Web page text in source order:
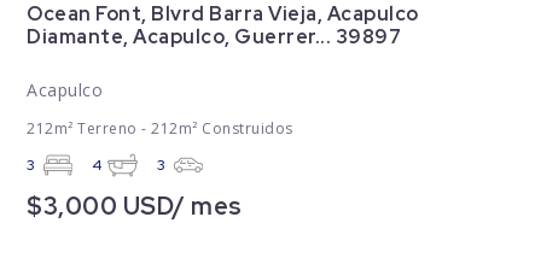
Ocean Font, Blvrd Barra Vieja, Acapulco
Diamante, Acapulco, Guerrer... 39897
Acapulco
212m² Terreno - 212m² Construidos
3 4 3
$3,000 USD/ mes